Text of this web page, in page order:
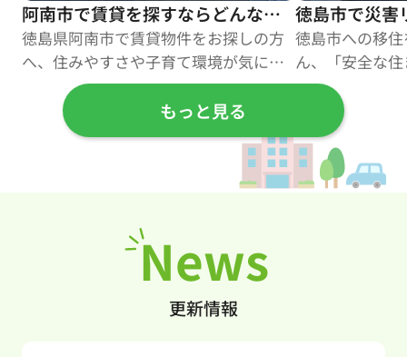
阿南市で賃貸を探すならどんな環境が良い？子育てにも適したエリアを解説
徳島県阿南市で賃貸物件をお探しの方
へ、住みやすさや子育て環境が気にな
ることはありませんか。阿南市は自然
の豊かさと便利な住環境が調和し、幅
広い世代に人気のまちです。本記事で
は、阿南市の住環境や賃貸市場の情
報、子育て支援制度に加え、快適な生
説いたします。住まい選びで悩む方に
役立つ内容をお届けしますので、ぜひ
魅力と住環境・阿南市の賃貸市場と家
賃相場・阿南市での快適な生活を実現
徳島市への移
ん、「安全な
ませんか？地
害リスクを正
つハザードマ
安心して新生
大切です。こ
もっと見る
News
更新情報